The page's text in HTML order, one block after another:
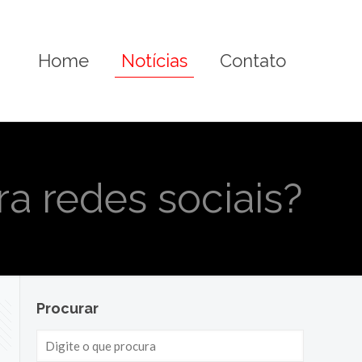
Home Notícias Contato
redes sociais?
Procurar